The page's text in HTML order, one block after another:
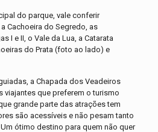
do parque, vale conferir
Cachoeira do Segredo, as
I e II, o Vale da Lua, a Catarata
do Prata (foto ao lado) e
a Chapada dos Veadeiros
viajantes que preferem o turismo
grande parte das atrações tem
são acessíveis e não pesam tanto
ótimo destino para quem não quer